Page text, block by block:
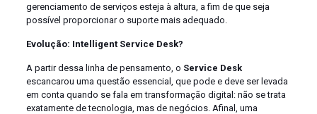
gerenciamento de serviços esteja à altura, a fim de que seja
possível proporcionar o suporte mais adequado.
Evolução: Intelligent Service Desk?
A partir dessa linha de pensamento, o Service Desk
escancarou uma questão essencial, que pode e deve ser levada
em conta quando se fala em transformação digital: não se trata
exatamente de tecnologia, mas de negócios. Afinal, uma